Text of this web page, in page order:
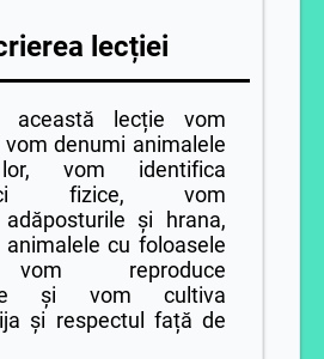
lecției
lecție vom
vom denumi animalele
vom identifica
fizice, vom
și hrana,
cu foloasele
reproduce
și vom cultiva
și respectul față de